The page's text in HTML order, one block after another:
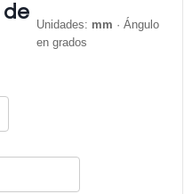
de
Unidades: mm · Ángulo
en grados